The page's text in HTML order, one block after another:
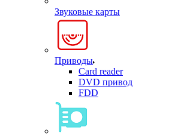
Звуковые карты
Приводы
Card reader
DVD привод
FDD